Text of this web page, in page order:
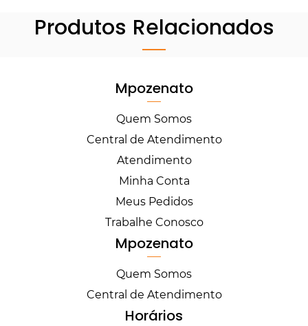
Produtos Relacionados
Mpozenato
Quem Somos
Central de Atendimento
Atendimento
Minha Conta
Meus Pedidos
Trabalhe Conosco
Mpozenato
Quem Somos
Central de Atendimento
Horários